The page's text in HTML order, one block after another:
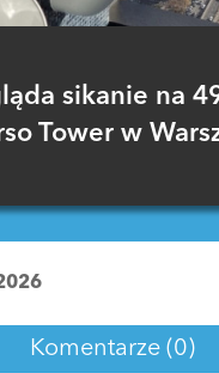
sikanie na
Tower w
Komentarze (0)